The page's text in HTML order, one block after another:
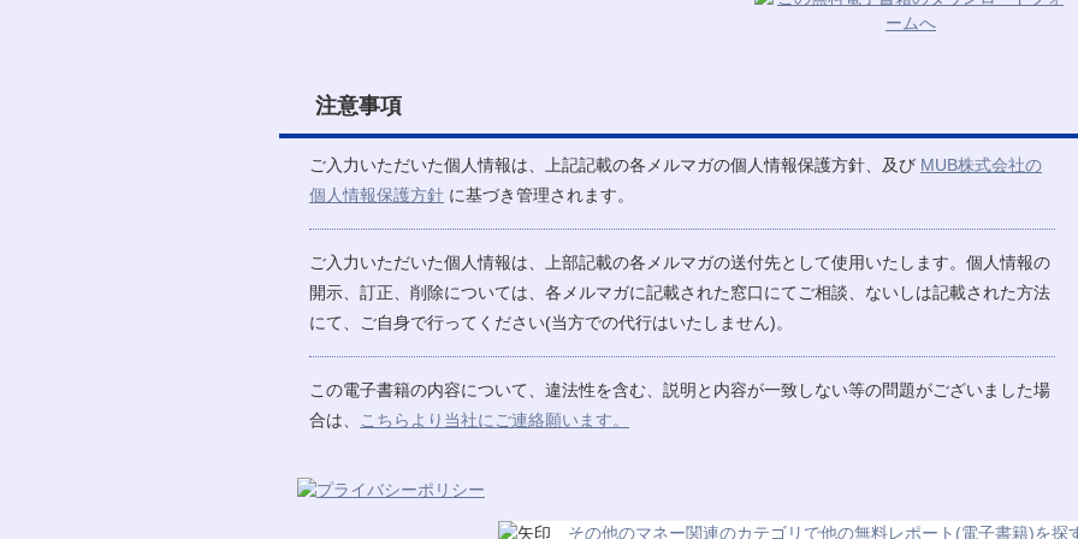
注意事項
ご入力いただいた個人情報は、上記記載の各メルマガの個人情報保護方針、及び MUB株式会社の
個人情報保護方針 に基づき管理されます。
ご入力いただいた個人情報は、上部記載の各メルマガの送付先として使用いたします。個人情報の
開示、訂正、削除については、各メルマガに記載された窓口にてご相談、ないしは記載された方法
にて、ご自身で行ってください(当方での代行はいたしません)。
この電子書籍の内容について、違法性を含む、説明と内容が一致しない等の問題がございました場
合は、
こちらより当社にご連絡願います。
その他のマネー関連のカテゴリで他の無料レポート(電子書籍)を探